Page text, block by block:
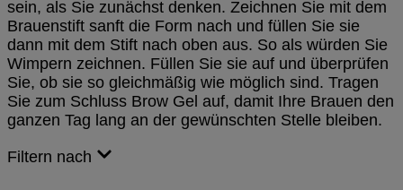
sein, als Sie zunächst denken. Zeichnen Sie mit dem
Brauenstift sanft die Form nach und füllen Sie sie
dann mit dem Stift nach oben aus. So als würden Sie
Wimpern zeichnen. Füllen Sie sie auf und überprüfen
Sie, ob sie so gleichmäßig wie möglich sind. Tragen
Sie zum Schluss Brow Gel auf, damit Ihre Brauen den
ganzen Tag lang an der gewünschten Stelle bleiben.
Filtern nach